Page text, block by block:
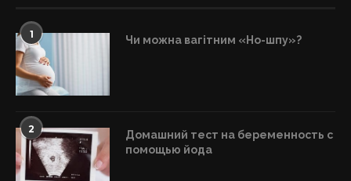
1 Чи можна вагітним «Но-шпу»?
2
Домашний тест на беременность с
помощью йода